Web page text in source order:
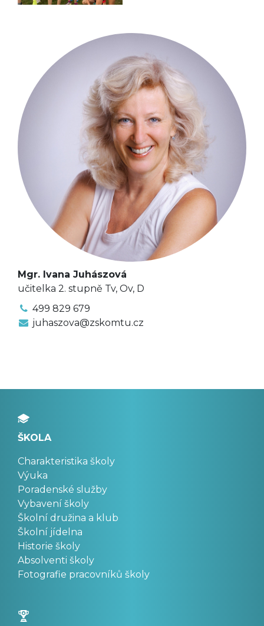
Mgr. Ivana Juhászová
učitelka 2. stupně Tv, Ov, D
499 829 679
juhaszova@zskomtu.cz
ŠKOLA
Charakteristika školy
Výuka
Poradenské služby
Vybavení školy
Školní družina a klub
Školní jídelna
Historie školy
Absolventi školy
Fotografie pracovníků školy